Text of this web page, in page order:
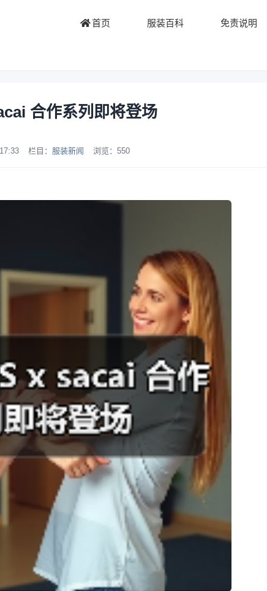
首页 服装百科 免责说明
合作系列即将登场
栏目： 服装新闻 浏览： 550